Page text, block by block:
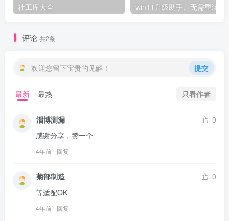
社工库大全
评论 共2条
欢迎您留下宝贵的见解！ 提交
最新 最热 只看作者
淄博测漏
0
感谢分享，赞一个
4年前 回复
菊部制造
0
等适配OK
4年前 回复